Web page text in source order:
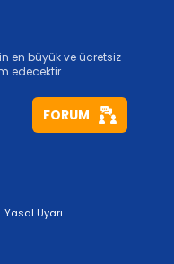
en büyük ve ücretsiz
edecektir.
FORUM
Yasal Uyarı